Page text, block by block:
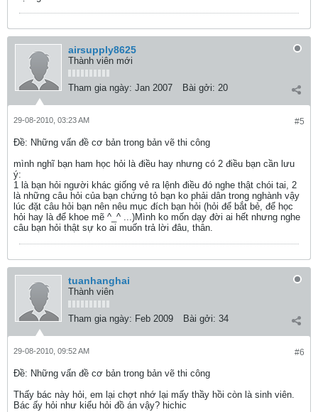
airsupply8625
Thành viên mới
Tham gia ngày: Jan 2007 Bài gởi: 20
#5
29-08-2010, 03:23 AM
Ðề: Những vấn đề cơ bản trong bản vẽ thi công
mình nghĩ bạn ham học hỏi là điều hay nhưng có 2 điều bạn cần lưu
ý:
1 là bạn hỏi người khác giống vẻ ra lệnh điều đó nghe thật chói tai, 2
là những câu hỏi của bạn chứng tỏ bạn ko phải dân trong nghành vậy
lúc đặt câu hỏi bạn nên nêu mục đích bạn hỏi (hỏi để bắt bẻ, để học
hỏi hay là để khoe mẽ ^_^ ...)Mình ko mốn dạy đời ai hết nhưng nghe
câu bạn hỏi thật sự ko ai muốn trả lời đâu, thân.
tuanhanghai
Thành viên
Tham gia ngày: Feb 2009 Bài gởi: 34
#6
29-08-2010, 09:52 AM
Ðề: Những vấn đề cơ bản trong bản vẽ thi công
Thấy bác này hỏi, em lại chợt nhớ lại mấy thầy hồi còn là sinh viên.
Bác ấy hỏi như kiểu hỏi đồ án vậy? hichic